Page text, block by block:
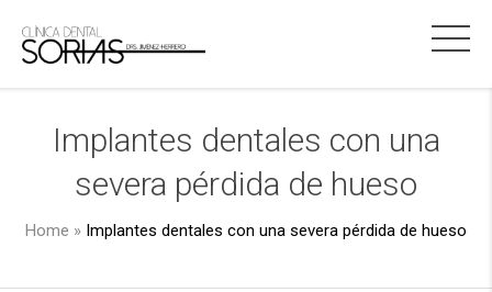
Implantes dentales con una
severa pérdida de hueso
Home » Implantes dentales con una severa pérdida de hueso